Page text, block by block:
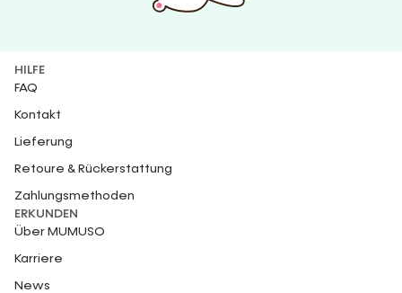
HILFE
FAQ
Kontakt
Lieferung
Retoure & Rückerstattung
Zahlungsmethoden
ERKUNDEN
Über MUMUSO
Karriere
News